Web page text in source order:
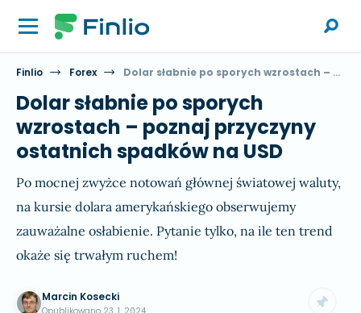
Finlio Forex Dolar słabnie po sporych wzrostach – poznaj przyczyny ostatnich spadków na USD
Dolar słabnie po sporych
wzrostach – poznaj przyczyny
ostatnich spadków na USD
Po mocnej zwyżce notowań głównej światowej waluty,
na kursie dolara amerykańskiego obserwujemy
zauważalne osłabienie. Pytanie tylko, na ile ten trend
okaże się trwałym ruchem!
Marcin Kosecki